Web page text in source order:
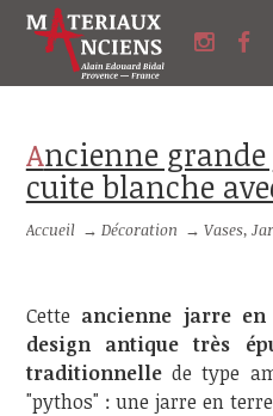
Ancienne grande jarre en terre
cuite blanche
Accueil → Décoration →Vases,
Cette ancienne jarre
design antique très
traditionnellede type
"pythos" : une jarre en